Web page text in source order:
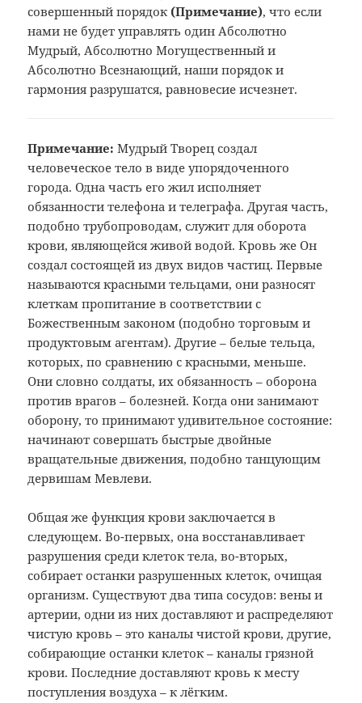
совершенный порядок (Примечание), что если
нами не будет управлять один Абсолютно
Мудрый, Абсолютно Могущественный и
Абсолютно Всезнающий, наши порядок и
гармония разрушатся, равновесие исчезнет.
Примечание: Мудрый Творец создал
человеческое телов виде упорядоченного
города. Одначасть его жил исполняет
обязанностителефона и телеграфа. Другая часть,
подобно трубопроводам, служит дляоборота
крови, являющейся живой водой.Кровь же Он
создал состоящей из двухвидов частиц. Первые
называются краснымительцами, они разносят
клеткам пропитаниев соответствии с
Божественным законом(подобно торговым и
продуктовым агентам).Другие – белые тельца,
которых, посравнению с красными, меньше.
Они словносолдаты, их обязанность – оборона
против врагов – болезней. Когда онизанимают
оборону, то принимаютудивительное состояние:
начинаютсовершать быстрые двойные
вращательныедвижения, подобно танцующим
дервишамМевлеви.
Общаяже функция крови заключается в
следующем.Во-первых, она восстанавливает
разрушениясреди клеток тела, во-вторых,
собираетостанки разрушенных клеток, очищая
организм. Существуют два типа сосудов:вены и
артерии, одни из них доставляюти распределяют
чистую кровь – этоканалы чистой крови, другие,
собирающиеостанки клеток – каналы грязной
крови.Последние доставляют кровь к месту
поступления воздуха – к лёгким.